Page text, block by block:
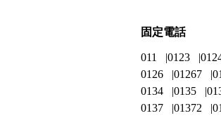
固定電話
011 0123
0126
01267
0134
0135
0137
01372